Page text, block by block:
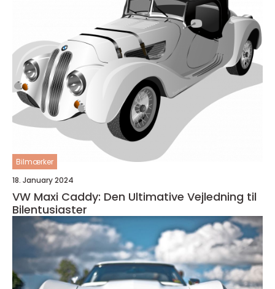
Bilmærker
18. January 2024
VW Maxi Caddy: Den Ultimative Vejledning til
Bilentusiaster